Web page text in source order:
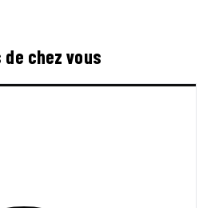
chez vous